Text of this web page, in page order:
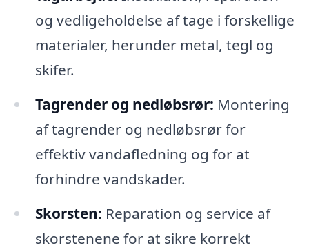
og vedligeholdelse af tage i forskellige
materialer, herunder metal, tegl og
skifer.
Tagrender og nedløbsrør: Montering
af tagrender og nedløbsrør for
effektiv vandafledning og for at
forhindre vandskader.
Skorsten: Reparation og service af
skorstenene for at sikre korrekt